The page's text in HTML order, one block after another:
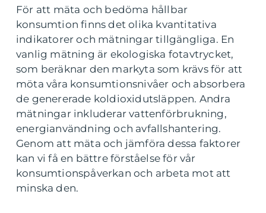
För att mäta och bedöma hållbar
konsumtion finns det olika kvantitativa
indikatorer och mätningar tillgängliga. En
vanlig mätning är ekologiska fotavtrycket,
som beräknar den markyta som krävs för att
möta våra konsumtionsnivåer och absorbera
de genererade koldioxidutsläppen. Andra
mätningar inkluderar vattenförbrukning,
energianvändning och avfallshantering.
Genom att mäta och jämföra dessa faktorer
kan vi få en bättre förståelse för vår
konsumtionspåverkan och arbeta mot att
minska den.